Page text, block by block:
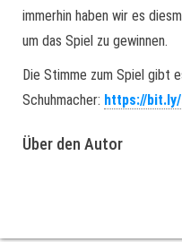
immerhin haben wir es
um das Spiel zu gewinnen.
Die Stimme zum Spiel gibt
Schuhmacher: https://bit.ly/
Über den Autor